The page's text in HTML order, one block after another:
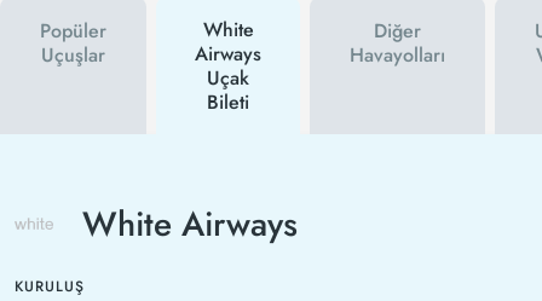
Popüler
Uçuşlar
White
Airways
Uçak
Bileti
Diğer
Havayolları
White Airways
KURULUŞ